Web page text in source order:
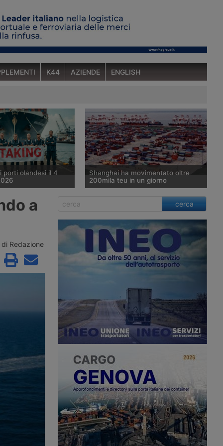
K44 AZIENDE ENGLISH
porti olandesi il 4
venerdì 4 settembre
nei porti di
contro il taglio da 6,5
alla sicurezza
coinvolge circa
Shanghai ha movimentato oltre
200mila teu in un giorno
Il porto di Shanghai ha movimentato
203.881 teu in un giorno, superando
200mila: un balzo dell’8,86% che
arriva a tre settimane dal passaggio
del tifone Bavi e in piena stagione di
anticipo dei carichi verso gli Stati
Uniti.
a
di Redazione
cerca